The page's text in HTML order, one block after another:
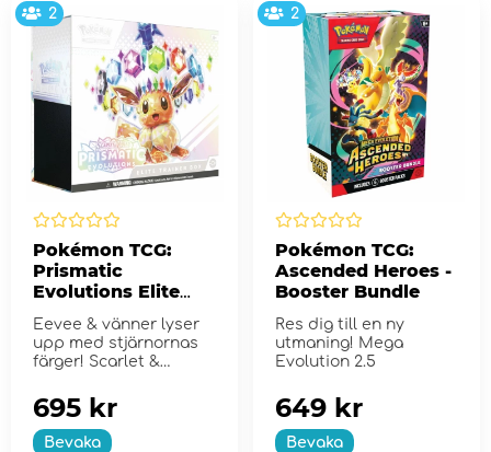
2
Pokémon TCG:
Prismatic
Evolutions Elite
Eevee & vänner lyser
upp med stjärnornas
färger! Scarlet &
Bevaka
695 kr
2
Pokémon TCG:
Ascended Heroes -
Booster Bundle
Res dig till en ny
utmaning! Mega
Evolution 2.5
Bevaka
649 kr